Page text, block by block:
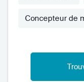
Concepteur de